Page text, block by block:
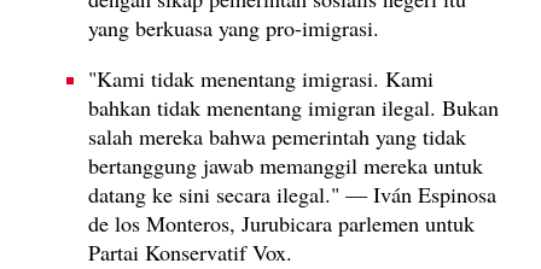
yang berkuasa yang pro-imigrasi.
"Kami tidak menentang imigrasi. Kami
bahkan tidak menentang imigran ilegal. Bukan
salah mereka bahwa pemerintah yang tidak
bertanggung jawab memanggil mereka untuk
datang ke sini secara ilegal." — Iván Espinosa
de los Monteros, Jurubicara parlemen untuk
Partai Konservatif Vox.